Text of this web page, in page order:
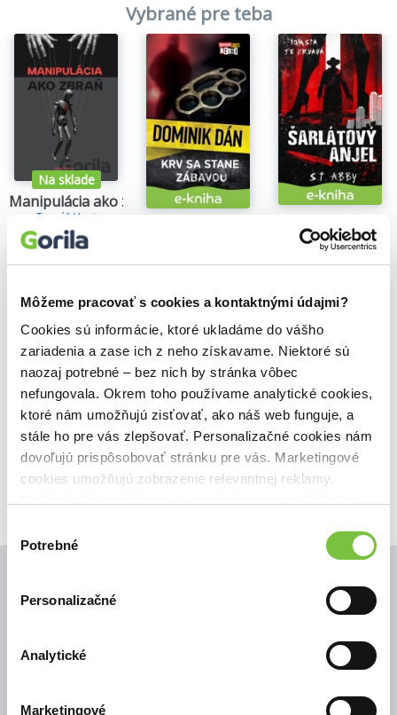
Môžeme pracovať s cookies a kontaktnými údajmi?
Cookies sú informácie, ktoré ukladáme do vášho
zariadenia a zase ich z neho získavame. Niektoré sú
naozaj potrebné – bez nich by stránka vôbec
nefungovala. Okrem toho používame analytické cookies,
ktoré nám umožňujú zisťovať, ako náš web funguje, a
stále ho pre vás zlepšovať. Personalizačné cookies nám
dovoľujú prispôsobovať stránku pre vás. Marketingové
cookies umožňujú zobrazenie relevantnej reklamy.
cookies.
súhlasu
Potrebné
Personalizačné
Analytické
Marketingové
Vybrané pre teba
Na sklade
Manipulácia ako zbraň
Tomáš Vepi
15,79€
14,35€
Šarlátový anjel
S.T. Abby
5,84€
Našli sme0 titulov
Zoradiť podľa:
Filtrovať